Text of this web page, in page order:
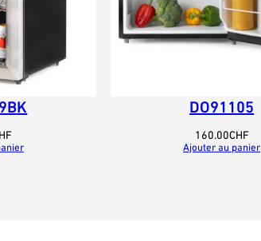
DO91105
160.00CHF
Ajouter au panier